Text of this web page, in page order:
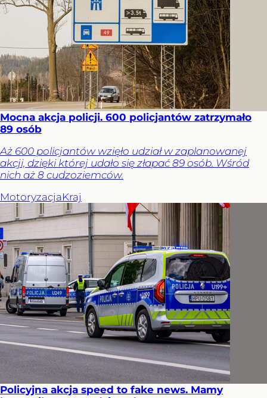
Mocna akcja policji. 600 policjantów zatrzymało
89 osób
Aż 600 policjantów wzięło udział w zaplanowanej
akcji, dzięki której udało się złapać 89 osób. Wśród
nich aż 8 cudzoziemców.
MotoryzacjaKraj
Policyjna akcja speed to fake news. Mamy